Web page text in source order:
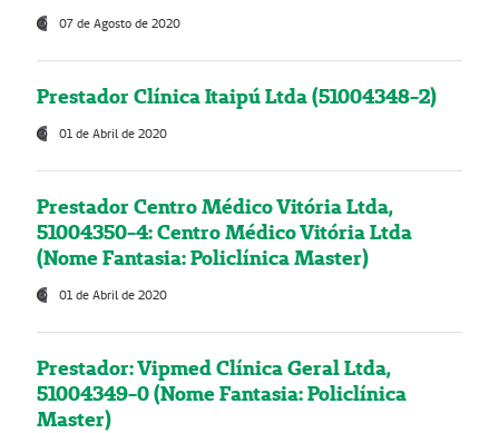
07 de Agosto de 2020
Prestador Clínica Itaipú Ltda (51004348-2)
01 de Abril de 2020
Prestador Centro Médico Vitória Ltda,
51004350-4: Centro Médico Vitória Ltda
(Nome Fantasia: Policlínica Master)
01 de Abril de 2020
Prestador: Vipmed Clínica Geral Ltda,
51004349-0 (Nome Fantasia: Policlínica
Master)